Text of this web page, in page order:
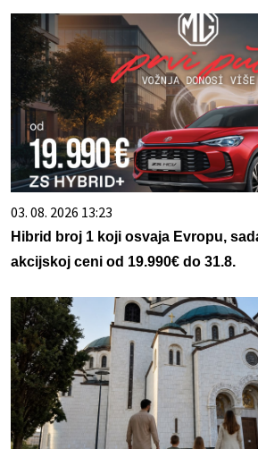
03. 08. 2026 13:23
Hibrid broj 1 koji osvaja Evropu,
akcijskoj ceni od 19.990€ do 31.8.